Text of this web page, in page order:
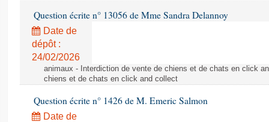
Question écrite n° 13056 de Mme Sandra Delannoy
Date de
dépôt :
24/02/2026
animaux - Interdiction de vente de chiens et de chats en click
chiens et de chats en click and collect
Question écrite n° 1426 de M. Emeric Salmon
Date de